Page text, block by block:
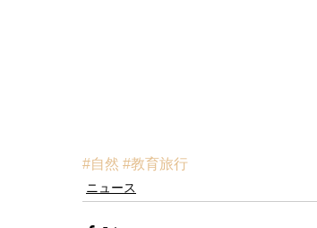
#自然 #教育旅行
ニュース